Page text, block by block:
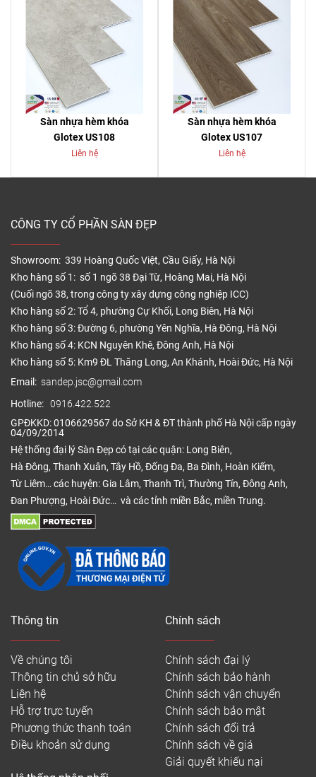
Sàn nhựa hèm khóa
Glotex US108
Liên hệ
Sàn nhựa hèm khóa
Glotex US107
Liên hệ
CÔNG TY CỔ PHẦN SÀN ĐẸP
Showroom: 339 Hoàng Quốc Việt, Cầu Giấy, Hà Nội
Kho hàng số 1: số 1 ngõ 38 Đại Từ, Hoàng Mai, Hà Nội
(Cuối ngõ 38, trong công ty xây dựng công nghiệp ICC)
Kho hàng số 2: Tổ 4, phường Cự Khối, Long Biên, Hà Nội
Kho hàng số 3: Đường 6, phường Yên Nghĩa, Hà Đông, Hà Nội
Kho hàng số 4: KCN Nguyên Khê, Đông Anh, Hà Nội
Kho hàng số 5: Km9 ĐL Thăng Long, An Khánh, Hoài Đức, Hà Nội
Email: sandep.jsc@gmail.com
Hotline: 0916.422.522
GPĐKKD: 0106629567 do Sở KH & ĐT thành phố Hà Nội cấp ngày
04/09/2014
Hệ thống đại lý Sàn Đẹp có tại các quận: Long Biên,
Hà Đông, Thanh Xuân, Tây Hồ, Đống Đa, Ba Đình, Hoàn Kiếm,
Từ Liêm… các huyện: Gia Lâm, Thanh Trì, Thường Tín, Đông Anh,
Đan Phượng, Hoài Đức… và các tỉnh miền Bắc, miền Trung.
Thông tin
Về chúng tôi
Thông tin chủ sở hữu
Liên hệ
Hỗ trợ trực tuyến
Phương thức thanh toán
Điều khoản sử dụng
Chính sách
Chính sách đại lý
Chính sách bảo hành
Chính sách vận chuyển
Chính sách bảo mật
Chính sách đổi trả
Chính sách về giá
Giải quyết khiếu nại